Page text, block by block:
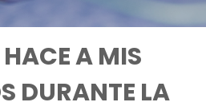
HACE A MIS
DURANTE LA